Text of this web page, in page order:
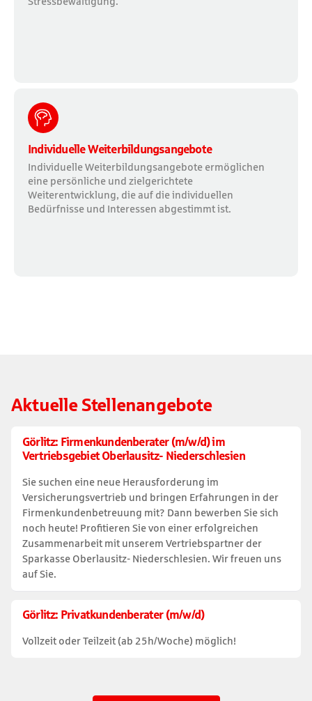
Individuelle Weiterbildungsangebote
Individuelle Weiterbildungsangebote ermöglichen
eine persönliche und zielgerichtete
Weiterentwicklung, die auf die individuellen
Bedürfnisse und Interessen abgestimmt ist.
Aktuelle Stellenangebote
Görlitz: Firmenkundenberater (m/w/d) im
Vertriebsgebiet Oberlausitz- Niederschlesien
Sie suchen eine neue Herausforderung im
Versicherungsvertrieb und bringen Erfahrungen in der
Firmenkundenbetreuung mit? Dann bewerben Sie sich
noch heute! Profitieren Sie von einer erfolgreichen
Zusammenarbeit mit unserem Vertriebspartner der
Sparkasse Oberlausitz- Niederschlesien. Wir freuen uns
auf Sie.
Görlitz: Privatkundenberater (m/w/d)
Vollzeit oder Teilzeit (ab 25h/Woche) möglich!